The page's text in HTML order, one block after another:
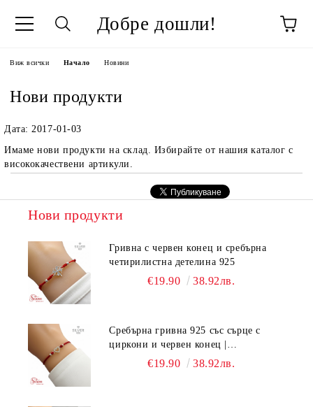
Добре дошли!
Виж всички Начало Новини
Нови продукти
Дата: 2017-01-03
Имаме нови продукти на склад. Избирайте от нашия каталог с
висококачествени артикули.
Нови продукти
Гривна с червен конец и сребърна
четирилистна детелина 925
€19.90 38.92лв.
Сребърна гривна 925 със сърце с
циркони и червен конец |
Регулируема ръчно изработена
€19.90 38.92лв.